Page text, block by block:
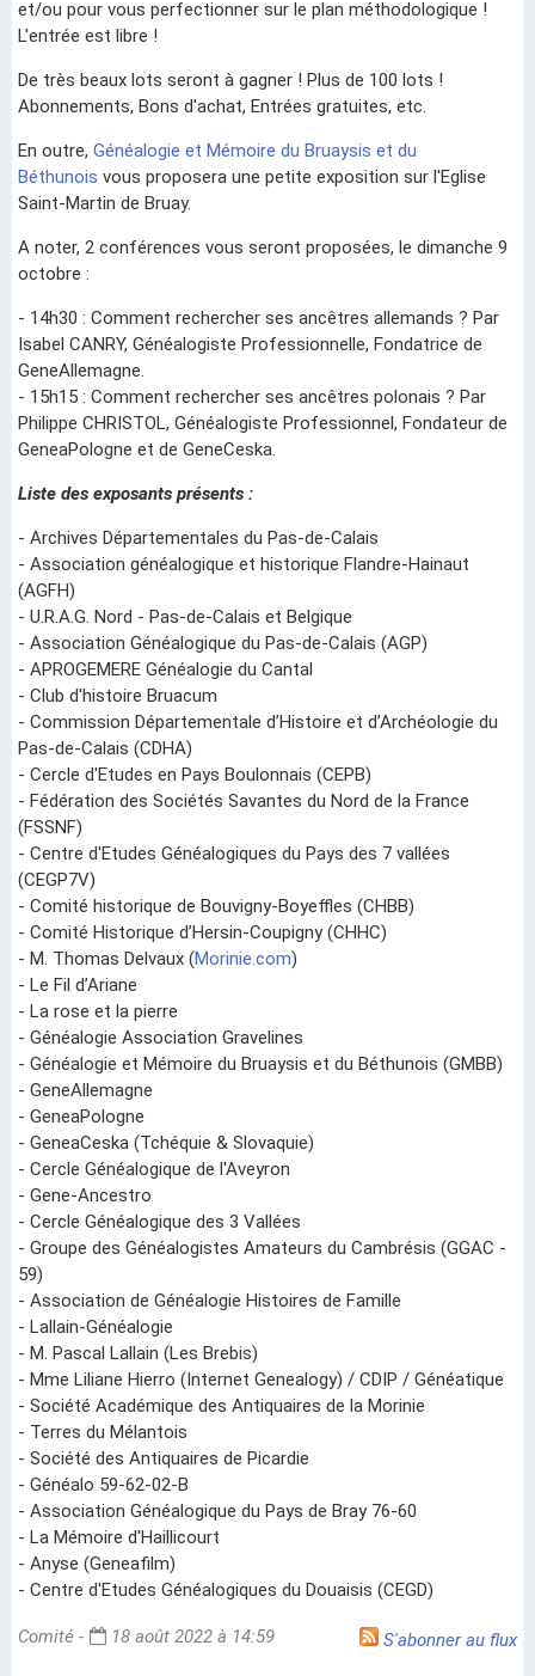
et/ou pour vous perfectionner sur le plan méthodologique !
L'entrée est libre !
De très beaux lots seront à gagner ! Plus de 100 lots !
Abonnements, Bons d'achat, Entrées gratuites, etc.
En outre, Généalogie et Mémoire du Bruaysis et du
Béthunois vous proposera une petite exposition sur l'Eglise
Saint-Martin de Bruay.
A noter, 2 conférences vous seront proposées, le dimanche 9
octobre :
- 14h30 : Comment rechercher ses ancêtres allemands ? Par
Isabel CANRY, Généalogiste Professionnelle, Fondatrice de
GeneAllemagne.
- 15h15 : Comment rechercher ses ancêtres polonais ? Par
Philippe CHRISTOL, Généalogiste Professionnel, Fondateur de
GeneaPologne et de GeneCeska.
Liste des exposants présents :
- Archives Départementales du Pas-de-Calais
- Association généalogique et historique Flandre-Hainaut
(AGFH)
- U.R.A.G. Nord - Pas-de-Calais et Belgique
- Association Généalogique du Pas-de-Calais (AGP)
- APROGEMERE Généalogie du Cantal
- Club d'histoire Bruacum
- Commission Départementale d’Histoire et d’Archéologie du
Pas-de-Calais (CDHA)
- Cercle d'Etudes en Pays Boulonnais (CEPB)
- Fédération des Sociétés Savantes du Nord de la France
(FSSNF)
- Centre d'Etudes Généalogiques du Pays des 7 vallées
(CEGP7V)
- Comité historique de Bouvigny-Boyeffles (CHBB)
- Comité Historique d’Hersin-Coupigny (CHHC)
- M. Thomas Delvaux (Morinie.com)
- Le Fil d’Ariane
- La rose et la pierre
- Généalogie Association Gravelines
- Généalogie et Mémoire du Bruaysis et du Béthunois (GMBB)
- GeneAllemagne
- GeneaPologne
- GeneaCeska (Tchéquie & Slovaquie)
- Cercle Généalogique de l'Aveyron
- Gene-Ancestro
- Cercle Généalogique des 3 Vallées
- Groupe des Généalogistes Amateurs du Cambrésis (GGAC -
59)
- Association de Généalogie Histoires de Famille
- Lallain-Généalogie
- M. Pascal Lallain (Les Brebis)
- Mme Liliane Hierro (Internet Genealogy) / CDIP / Généatique
- Société Académique des Antiquaires de la Morinie
- Terres du Mélantois
- Société des Antiquaires de Picardie
- Généalo 59-62-02-B
- Association Généalogique du Pays de Bray 76-60
- La Mémoire d'Haillicourt
- Anyse (Geneafilm)
- Centre d'Etudes Généalogiques du Douaisis (CEGD)
Comité - 18 août 2022 à 14:59 S'abonner au flux